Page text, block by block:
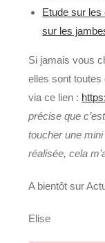
Etude sur les
sur les
Si jamais vous
elles sont toutes
via ce lien :
précise que
toucher une
réalisée, cela
A bientôt sur
Elise